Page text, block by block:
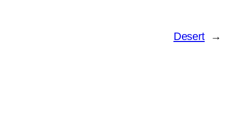
Desert →